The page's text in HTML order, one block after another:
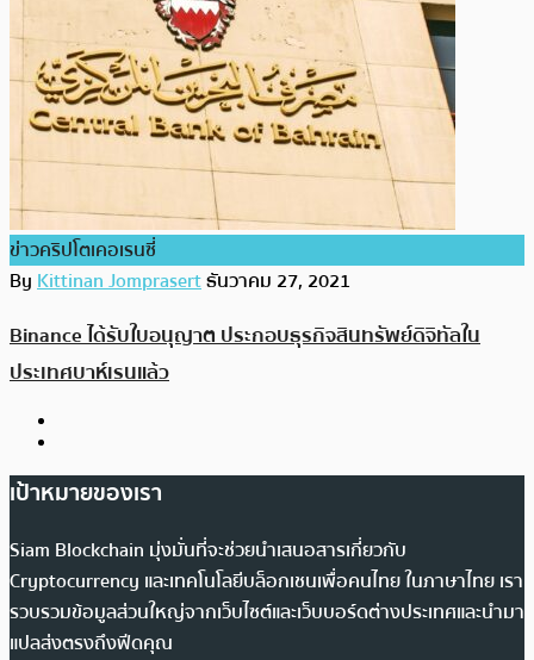
ข่าวคริปโตเคอเรนซี่
ByKittinan Jomprasertธันวาคม 27, 2021
Binance ได้รับใบอนุญาต ประกอบธุรกิจสินทรัพย์ดิจิทัลใน
ประเทศบาห์เรนแล้ว
เป้าหมายของเรา
Siam Blockchain มุ่งมั่นที่จะช่วยนำเสนอสารเกี่ยวกับ
Cryptocurrency และเทคโนโลยีบล็อกเชนเพื่อคนไทย ในภาษาไทย เรา
รวบรวมข้อมูลส่วนใหญ่จากเว็บไซต์และเว็บบอร์ดต่างประเทศและนำมา
แปลส่งตรงถึงฟีดคุณ